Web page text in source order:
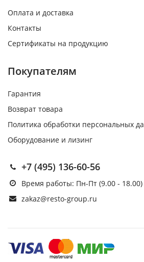
Оплата и доставка
Контакты
Сертификаты на продукцию
Покупателям
Гарантия
Возврат товара
Политика обработки персональных
Оборудование и лизинг
+7 (495) 136-60-56
Время работы: Пн-Пт (9.00 - 18.00)
zakaz@resto-group.ru